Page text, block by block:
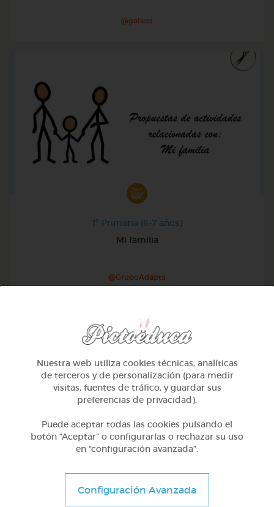
@galiest
1º Primaria (6-7 años)
Mi familia
@GrupoAdapta
Geometría y fotografía
Nuestra web utiliza cookies técnicas, analíticas
de terceros y de personalización (para medir
visitas, fuentes de tráfico, y guardar sus
preferencias de privacidad).
Puede aceptar todas las cookies pulsando el
botón “Aceptar” o configurarlas o rechazar su uso
en “configuración avanzada”.
Configuración Avanzada